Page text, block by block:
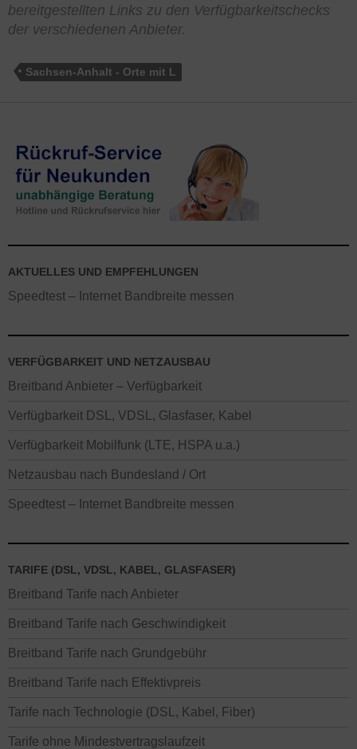
bereitgestellten Links zu den Verfügbarkeitschecks
der verschiedenen Anbieter.
Sachsen-Anhalt - Orte mit L
AKTUELLES UND EMPFEHLUNGEN
Speedtest – Internet Bandbreite messen
VERFÜGBARKEIT UND NETZAUSBAU
Breitband Anbieter – Verfügbarkeit
Verfügbarkeit DSL, VDSL, Glasfaser, Kabel
Verfügbarkeit Mobilfunk (LTE, HSPA u.a.)
Netzausbau nach Bundesland / Ort
Speedtest – Internet Bandbreite messen
TARIFE (DSL, VDSL, KABEL, GLASFASER)
Breitband Tarife nach Anbieter
Breitband Tarife nach Geschwindigkeit
Breitband Tarife nach Grundgebühr
Breitband Tarife nach Effektivpreis
Tarife nach Technologie (DSL, Kabel, Fiber)
Tarife ohne Mindestvertragslaufzeit